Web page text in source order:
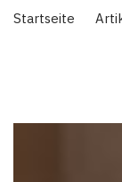
Main
navigation
Startseite